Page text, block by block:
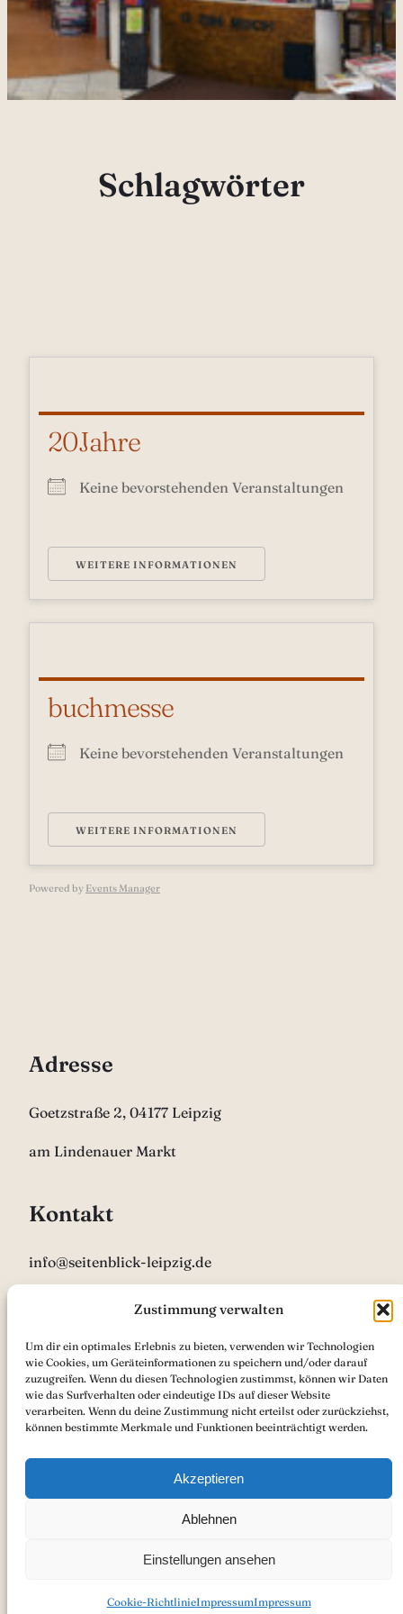
Zustimmung verwalten
Um dir ein optimales Erlebnis zu bieten, verwenden wir Technologien
wie Cookies, um Geräteinformationen zu speichern und/oder darauf
zuzugreifen. Wenn du diesen Technologien zustimmst, können wir Daten
wie das Surfverhalten oder eindeutige IDs auf dieser Website
verarbeiten. Wenn du deine Zustimmung nicht erteilst oder zurückziehst,
können bestimmte Merkmale und Funktionen beeinträchtigt werden.
Akzeptieren
Ablehnen
Einstellungen ansehen
Cookie-RichtlinieImpressumImpressum
Schlagwörter
20Jahre
Keine bevorstehenden Veranstaltungen
WEITERE INFORMATIONEN
buchmesse
Keine bevorstehenden Veranstaltungen
WEITERE INFORMATIONEN
Powered by Events Manager
Adresse
Goetzstraße 2, 04177 Leipzig
am Lindenauer Markt
Kontakt
info@seitenblick-leipzig.de
Öffnungszeiten
Mo 12:00 – 18:00
Copyright 2024 – SeitenBlick